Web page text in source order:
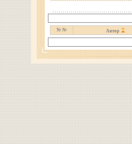
№ № Автор